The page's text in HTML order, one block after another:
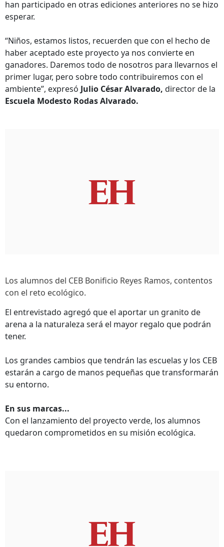
han participado en otras ediciones anteriores no se hizo
esperar.
“Niños, estamos listos, recuerden que con el hecho de
haber aceptado este proyecto ya nos convierte en
ganadores. Daremos todo de nosotros para llevarnos el
primer lugar, pero sobre todo contribuiremos con el
ambiente”, expresó Julio César Alvarado, director de la
Escuela Modesto Rodas Alvarado.
Los alumnos del CEB Bonificio Reyes Ramos, contentos
con el reto ecológico.
El entrevistado agregó que el aportar un granito de
arena a la naturaleza será el mayor regalo que podrán
tener.
Los grandes cambios que tendrán las escuelas y los CEB
estarán a cargo de manos pequeñas que transformarán
su entorno.
En sus marcas...
Con el lanzamiento del proyecto verde, los alumnos
quedaron comprometidos en su misión ecológica.